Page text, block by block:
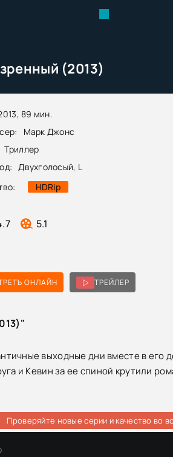
(2013)
89 мин.
Марк Джонс
Триллер
Двухголосый, L
HDRip
5.1
ОНЛАЙН ТРЕЙЛЕР
выходные дни вместе в его
и Кевин за ее спиной крутили
Проверяйте новые серии и качество во